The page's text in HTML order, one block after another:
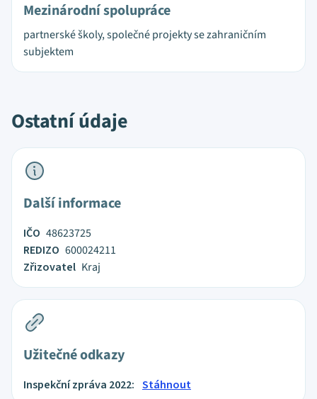
Mezinárodní spolupráce
partnerské školy, společné projekty se zahraničním
subjektem
Ostatní údaje
Další informace
IČO 48623725
REDIZO 600024211
Zřizovatel Kraj
Užitečné odkazy
Inspekční zpráva 2022: Stáhnout